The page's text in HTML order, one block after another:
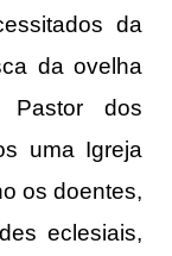
da
da ovelha
dos
uma Igreja
os doentes,
eclesiais,